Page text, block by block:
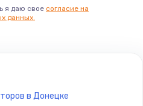
руб.
я даю свое согласие на
данных.
в Донецке